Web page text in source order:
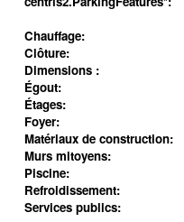
Chauffage:
Clôture:
Dimensions :
Égout:
Étages:
Foyer:
Matériaux de construction:
Murs mitoyens:
Piscine:
Refroidissement:
Services publics: